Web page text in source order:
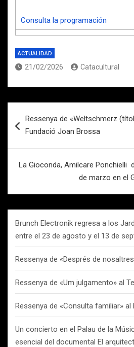
Consulta la programación
ACTUALIDAD
21/02/2026 Catacultural
de
Ressenya de «Weltschmerz
Fundació Joan Brossa
La Gioconda, Amilcare Ponchielli
de marzo en el
Brunch Electronik regresa a los
entre el 23 de agosto y el 13 de
Ressenya de «Després de
Ressenya de «Um julgamento» al
Ressenya de «Consulta familiar» al
Un concierto en el Palau de la
esencial del documental El